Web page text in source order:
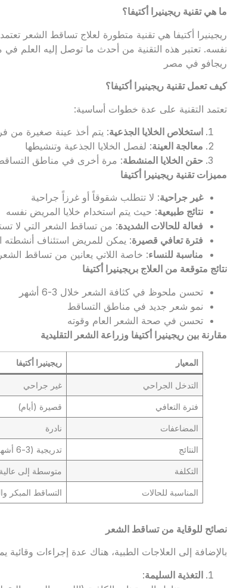
ما هي تقنية ريجينيرا أكتيفا؟
ريجينيرا أكتيفا هي تقنية متطورة لعلاج تساقط الشعر
نفسه. تعتبر هذه التقنية من أحدث ما توصل إليه العلم
ريجافو في مصر
كيف تعمل تقنية ريجينيرا أكتيفا؟
تعتمد التقنية على عدة خطوات أساسية:
استخلاص الخلايا الجذعية: يتم أخذ عينة صغيرة من
معالجة العينة: لفصل الخلايا الجذعية وتنشيطها
حقن الخلايا المنشطة: مرة أخرى في مناطق
مميزات تقنية ريجينيرا أكتيفا
غير جراحية: لا تتطلب شقوقاً أو غرزاً جراحية
نتائج طبيعية: حيث يتم استخدام خلايا المريض نفسه
فعالة للحالات الشديدة: من تساقط الشعر التي لا
فترة تعافي قصيرة: يمكن للمريض استئناف أنشطته
مناسبة للنساء: خاصة اللاتي يعانين من تساقط
نتائج متوقعة من العلاج بريجينيرا أكتيفا
تحسن ملحوظ في كثافة الشعر خلال 3-6 أشهر
نمو شعر جديد في مناطق التساقط
تحسن في صحة الشعر العام وقوته
مقارنة بين ريجينيرا أكتيفا وزراعة الشعر التقليدية
المعيار ريجينيرا أكتيفا
التدخل الجراحي غير جراحي
فترة التعافي قصيرة (أيام)
المضاعفات نادرة
النتائج تدريجية (3-6 أشهر)
التكلفة متوسطة إلى عالية
المناسبة للحالات التساقط المبكر
نصائح للوقاية من تساقط الشعر
بالإضافة إلى العلاجات الطبية، هناك عدة إجراءات
التغذية السليمة: